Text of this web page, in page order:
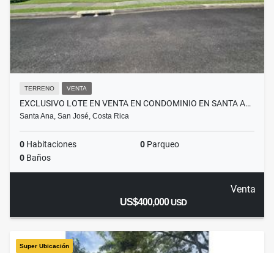
TERRENO VENTA
EXCLUSIVO LOTE EN VENTA EN CONDOMINIO EN SANTA A…
Santa Ana, San José, Costa Rica
0 Habitaciones 0 Parqueo
0 Baños
Venta
US$400,000USD
Super Ubicación